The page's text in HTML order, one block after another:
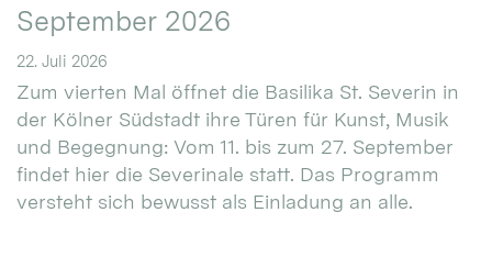
September 2026
22. Juli 2026
Zum vierten Mal öffnet die Basilika St. Severin in
der Kölner Südstadt ihre Türen für Kunst, Musik
und Begegnung: Vom 11. bis zum 27. September
findet hier die Severinale statt. Das Programm
versteht sich bewusst als Einladung an alle.